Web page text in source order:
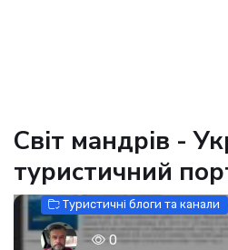
Світ мандрів -
туристичний
Туристичні блоги та канали
0